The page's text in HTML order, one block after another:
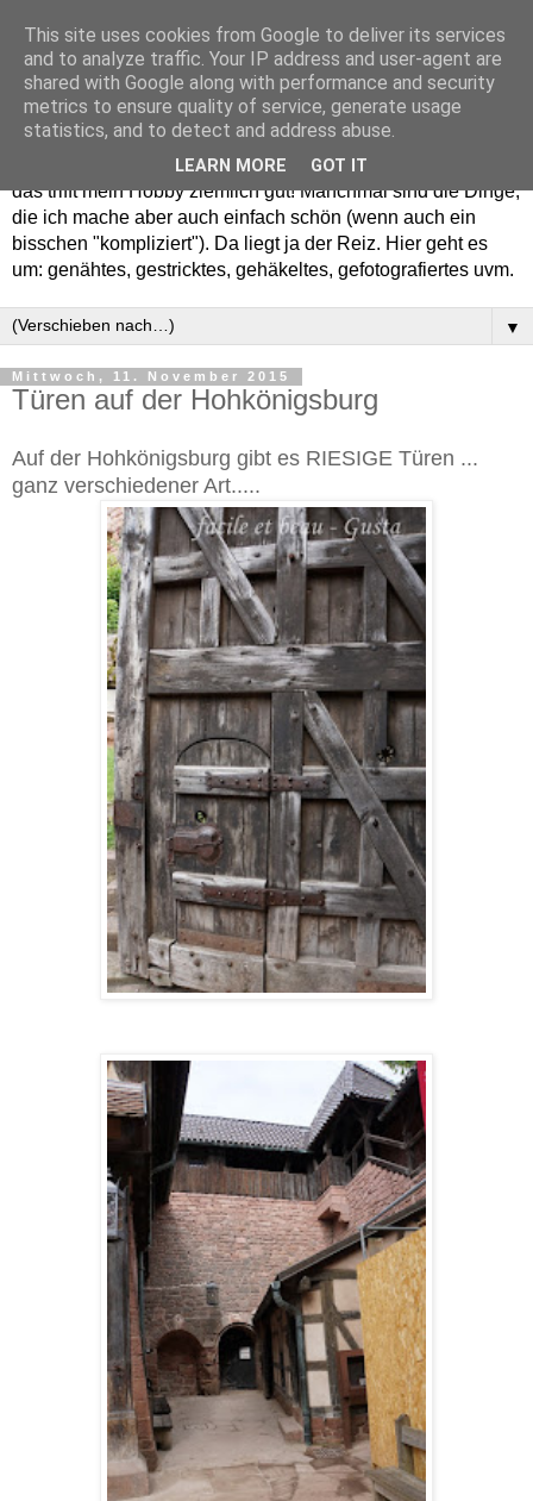
Willkommen in meinem "Wohnzimmer". Einfach und schön -
das trifft mein Hobby ziemlich gut! Manchmal sind die Dinge,
die ich mache aber auch einfach schön (wenn auch ein
bisschen "kompliziert"). Da liegt ja der Reiz. Hier geht es
um: genähtes, gestricktes, gehäkeltes, gefotografiertes uvm.
▼
Mittwoch, 11. November 2015
Türen auf der Hohkönigsburg
Auf der Hohkönigsburg gibt es RIESIGE Türen ...
ganz verschiedener Art.....
This site uses cookies from Google to deliver its services
and to analyze traffic. Your IP address and user-agent are
shared with Google along with performance and security
metrics to ensure quality of service, generate usage
statistics, and to detect and address abuse.
LEARN MORE GOT IT